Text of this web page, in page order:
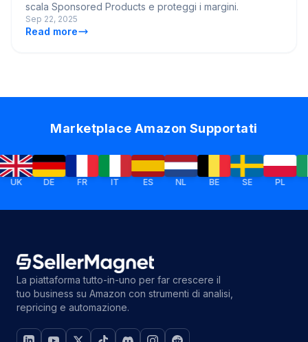
scala Sponsored Products e proteggi i margini.
Sep 22, 2025
Read more
Marketplace Amazon Supportati
DE FR IT ES NL BE SE PL IE
La piattaforma tutto-in-uno per far crescere il
tuo business su Amazon con strumenti di analisi,
repricing e automazione.